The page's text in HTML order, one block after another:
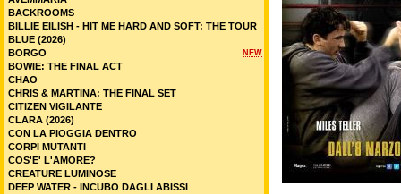
BACKROOMS
BILLIE EILISH - HIT ME HARD AND SOFT: THE TOUR
BLUE (2026)
NEW
BORGO
BOWIE: THE FINAL ACT
CHAO
CHRIS & MARTINA: THE FINAL SET
CITIZEN VIGILANTE
CLARA (2026)
CON LA PIOGGIA DENTRO
CORPI MUTANTI
COS'E' L'AMORE?
CREATURE LUMINOSE
DEEP WATER - INCUBO DAGLI ABISSI